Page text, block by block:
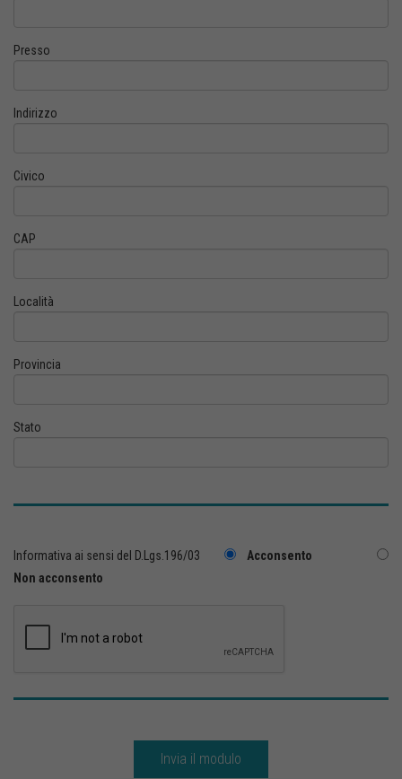
Presso
Indirizzo
Civico
CAP
Località
Provincia
Stato
Informativa ai sensi del D.Lgs.196/03
Acconsento
Non acconsento
Invia il modulo